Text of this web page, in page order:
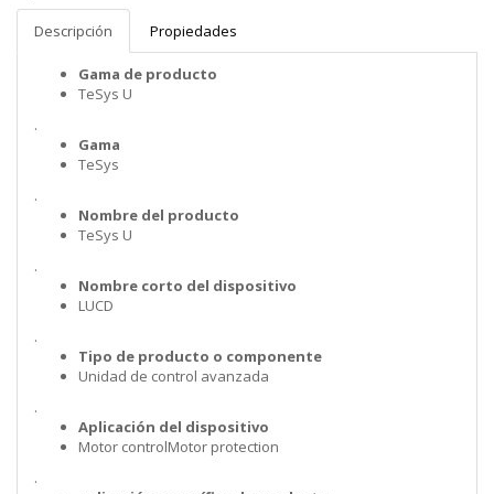
Descripción Propiedades
Gama de producto
TeSys U
.
Gama
TeSys
.
Nombre del producto
TeSys U
.
Nombre corto del dispositivo
LUCD
.
Tipo de producto o componente
Unidad de control avanzada
.
Aplicación del dispositivo
Motor controlMotor protection
.